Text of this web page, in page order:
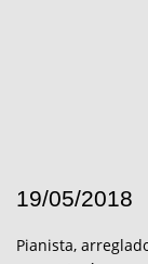
19/05/2018
Pianista,